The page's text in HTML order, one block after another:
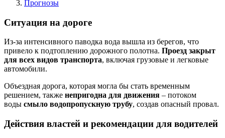
Прогнозы
Ситуация на дороге
Из-за интенсивного паводка вода вышла из берегов, что
привело к подтоплению дорожного полотна. Проезд закрыт
для всех видов транспорта, включая грузовые и легковые
автомобили.
Объездная дорога, которая могла бы стать временным
решением, также непригодна для движения – потоком
воды смыло водопропускную трубу, создав опасный провал.
Действия властей и рекомендации для водителей